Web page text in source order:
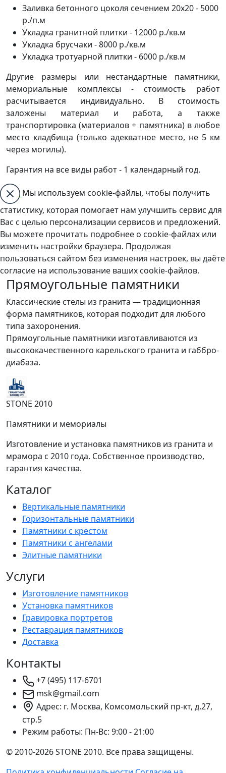
Заливка бетонного цоколя сечением 20х20 - 5000
р./п.м
Укладка гранитной плитки - 12000 р./кв.м
Укладка брусчаки - 8000 р./кв.м
Укладка тротуарной плитки - 6000 р./кв.м
Другие размеры или нестандартные памятники,
мемориальные комплексы - стоимость работ
расчитывается индивидуально. В стоимость
заложены материал и работа, а также
транспортировка (материалов + памятника) в любое
место кладбища (только адекватное место, не 5 км
через могилы).
Гарантия на все виды работ - 1 календарный год.
Мы используем cookie-файлы, чтобы получить
статистику, которая помогает нам улучшить сервис для
Вас с целью персонализации сервисов и предложений.
Вы можете прочитать подробнее о cookie-файлах или
изменить настройки браузера. Продолжая
пользоваться сайтом без изменения настроек, вы даёте
согласие на использование ваших cookie-файлов.
Прямоугольные памятники
Классические стелы из гранита — традиционная
форма памятников, которая подходит для любого
типа захоронения.
Прямоугольные памятники изготавливаются из
высококачественного карельского гранита и габбро-
диабаза.
STONE 2010
Памятники и мемориалы
Изготовление и установка памятников из гранита и
мрамора с 2010 года. Собственное производство,
гарантия качества.
Каталог
Вертикальные памятники
Горизонтальные памятники
Памятники с крестом
Памятники с ангелами
Элитные памятники
Услуги
Изготовление памятников
Установка памятников
Гравировка портретов
Реставрация памятников
Доставка
Контакты
+7 (495) 117-6701
msk@gmail.com
Адрес: г. Москва, Комсомольский пр-кт, д.27,
стр.5
Режим работы: Пн-Вс: 9:00 - 21:00
© 2010-2026 STONE 2010. Все права защищены.